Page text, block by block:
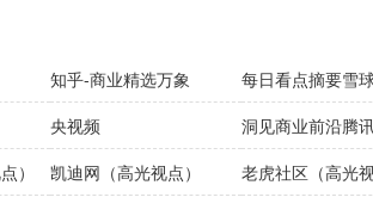
知乎-商业精选万象 每日看点摘要雪
央视频 洞见商业前沿腾
） 凯迪网（高光视点） 老虎社区（高光视